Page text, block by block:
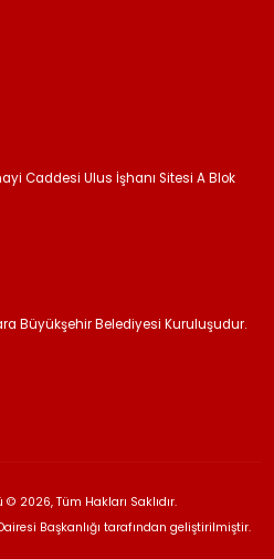
Caddesi Ulus İşhanı Sitesi A Blok
Büyükşehir Belediyesi Kuruluşudur.
© 2026, Tüm Hakları Saklıdır.
Başkanlığı tarafından geliştirilmiştir.